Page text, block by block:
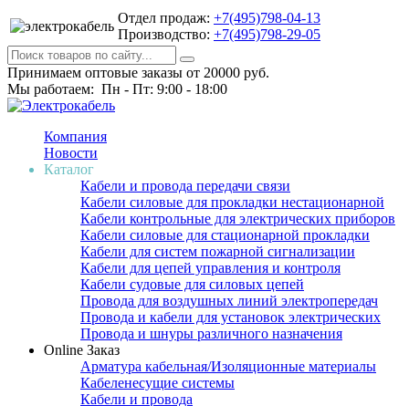
Отдел продаж: +7(495)798-04-13
Производство: +7(495)798-29-05
Принимаем оптовые заказы от 20000 руб.
Мы работаем: Пн - Пт: 9:00 - 18:00
Компания
Новости
Каталог
Кабели и провода передачи связи
Кабели силовые для прокладки нестационарной
Кабели контрольные для электрических приборов
Кабели силовые для стационарной прокладки
Кабели для систем пожарной сигнализации
Кабели для цепей управления и контроля
Кабели судовые для силовых цепей
Провода для воздушных линий электропередач
Провода и кабели для установок электрических
Провода и шнуры различного назначения
Online Заказ
Арматура кабельная/Изоляционные материалы
Кабеленесущие системы
Кабели и провода